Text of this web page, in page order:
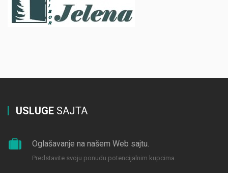
USLUGE SAJTA
Oglašavanje na našem Web sajtu.
Predstavite svoju ponudu potencijalnim kupcima.